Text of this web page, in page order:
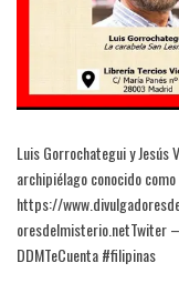
Luis Gorrochategui y Jesús
archipiélago conocido
https://
oresdelmisterio.netTwiter
DDMTeCuenta #filipinas